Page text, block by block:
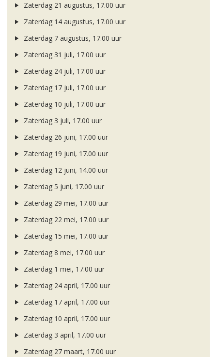
Zaterdag 21 augustus, 17.00 uur
Zaterdag 14 augustus, 17.00 uur
Zaterdag 7 augustus, 17.00 uur
Zaterdag 31 juli, 17.00 uur
Zaterdag 24 juli, 17.00 uur
Zaterdag 17 juli, 17.00 uur
Zaterdag 10 juli, 17.00 uur
Zaterdag 3 juli, 17.00 uur
Zaterdag 26 juni, 17.00 uur
Zaterdag 19 juni, 17.00 uur
Zaterdag 12 juni, 14.00 uur
Zaterdag 5 juni, 17.00 uur
Zaterdag 29 mei, 17.00 uur
Zaterdag 22 mei, 17.00 uur
Zaterdag 15 mei, 17.00 uur
Zaterdag 8 mei, 17.00 uur
Zaterdag 1 mei, 17.00 uur
Zaterdag 24 april, 17.00 uur
Zaterdag 17 april, 17.00 uur
Zaterdag 10 april, 17.00 uur
Zaterdag 3 april, 17.00 uur
Zaterdag 27 maart, 17.00 uur